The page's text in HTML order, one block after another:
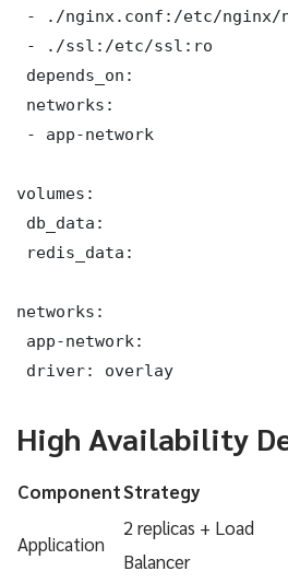
- ./nginx.conf:/etc/nginx/
- ./ssl:/etc/ssl:ro
depends_on:
networks:
- app-network
volumes:
db_data:
redis_data:
networks:
app-network:
driver: overlay
High Availability
ComponentStrategy
Application
2 replicas + Load
Balancer